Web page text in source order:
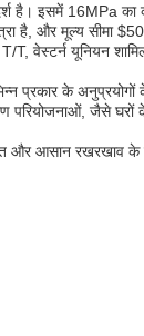
है। इसमें 16MPa का
है, और मूल्य सीमा
T, वेस्टर्न यूनियन
प्रकार के
परियोजनाओं, जैसे
और आसान रखरखाव के